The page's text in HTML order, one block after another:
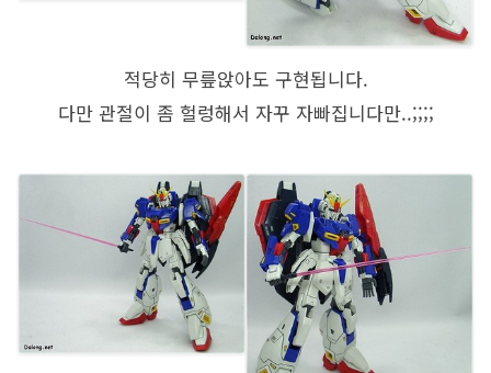
적당히 무릎앉아도 구현됩니다.
다만 관절이 좀 헐렁해서 자꾸 자빠집니다만..;;;;